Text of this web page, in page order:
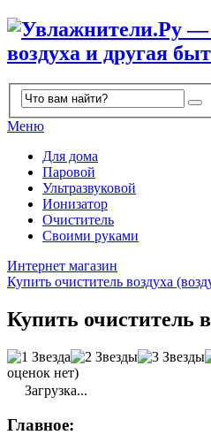
Меню
Для дома
Паровой
Ультразвуковой
Ионизатор
Очиститель
Своими руками
Интернет магазин
Купить очиститель воздуха
Купить очиститель
оценок нет)
Загрузка...
Главное: